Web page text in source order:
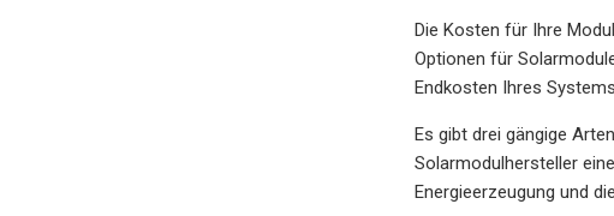
Die Kosten für Ihre
Optionen für
Endkosten Ihres
Es gibt drei gängige
Solarmodulhersteller
Energieerzeugung und